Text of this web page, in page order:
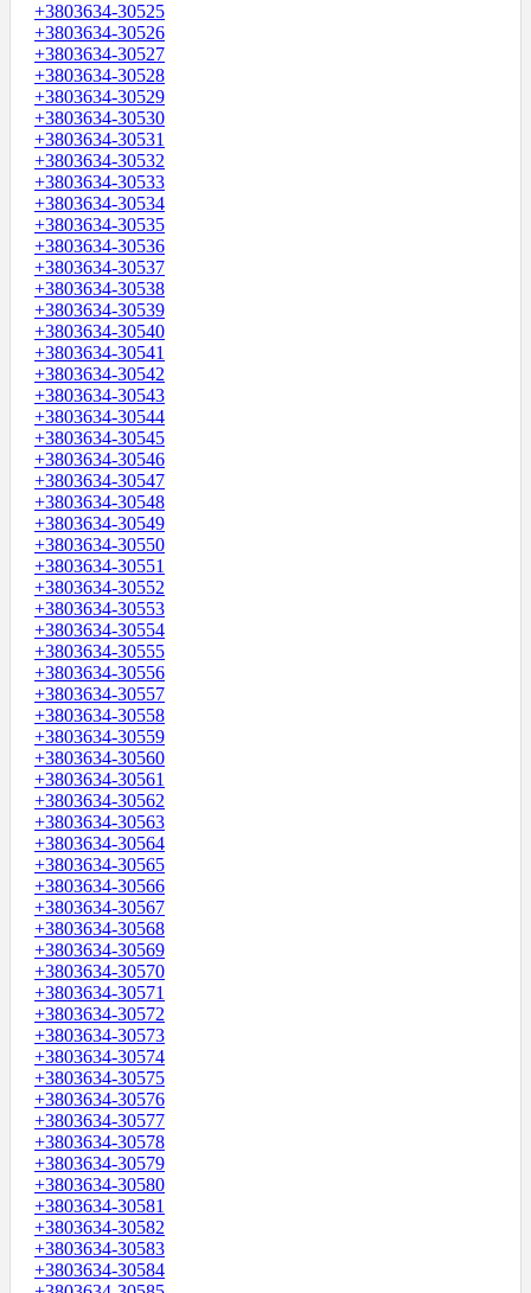
+3803634-30525
+3803634-30526
+3803634-30527
+3803634-30528
+3803634-30529
+3803634-30530
+3803634-30531
+3803634-30532
+3803634-30533
+3803634-30534
+3803634-30535
+3803634-30536
+3803634-30537
+3803634-30538
+3803634-30539
+3803634-30540
+3803634-30541
+3803634-30542
+3803634-30543
+3803634-30544
+3803634-30545
+3803634-30546
+3803634-30547
+3803634-30548
+3803634-30549
+3803634-30550
+3803634-30551
+3803634-30552
+3803634-30553
+3803634-30554
+3803634-30555
+3803634-30556
+3803634-30557
+3803634-30558
+3803634-30559
+3803634-30560
+3803634-30561
+3803634-30562
+3803634-30563
+3803634-30564
+3803634-30565
+3803634-30566
+3803634-30567
+3803634-30568
+3803634-30569
+3803634-30570
+3803634-30571
+3803634-30572
+3803634-30573
+3803634-30574
+3803634-30575
+3803634-30576
+3803634-30577
+3803634-30578
+3803634-30579
+3803634-30580
+3803634-30581
+3803634-30582
+3803634-30583
+3803634-30584